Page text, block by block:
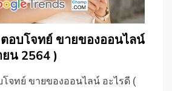
อบโจทย์ ขายของออนไลน์
น 2564 )
จทย์ ขายของออนไลน์ อะไรดี (